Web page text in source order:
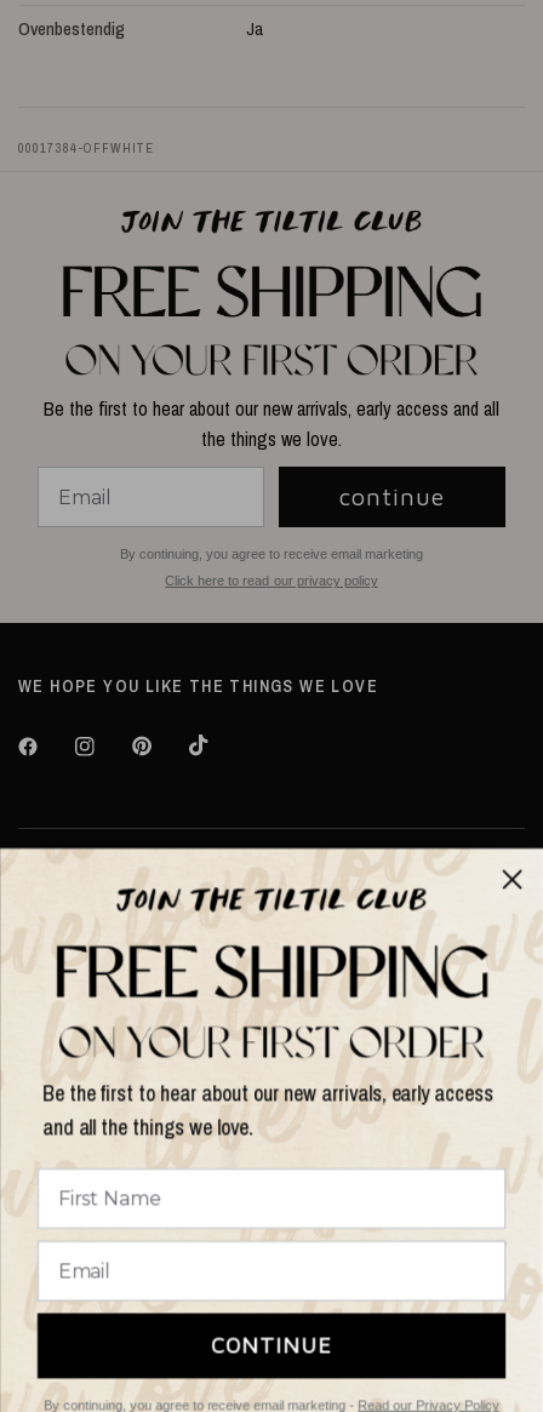
Ovenbestendig
Ja
00017384-OFFWHITE
Be the first to hear about our new arrivals, early access and all
the things we love.
continue
By continuing, you agree to receive email marketing
Click here to read our privacy policy
WE HOPE YOU LIKE THE THINGS WE LOVE
Over TILTIL
Help
Shop op
bijwerken
© 2026 Things I Like Things I Love, All rights reserved.
Be the first to hear about our new arrivals, early access
and all the things we love.
CONTINUE
By continuing, you agree to receive email marketing - Read our Privacy Policy